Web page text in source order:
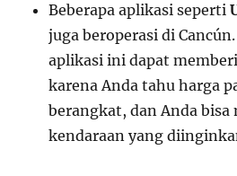
Beberapa aplikasi seperti
juga beroperasi di
aplikasi ini dapat
karena Anda tahu harga
berangkat, dan Anda
kendaraan yang